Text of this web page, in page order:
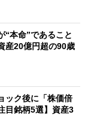
“本命”であること
産20億円超の90歳
ック後に「株価倍
目銘柄5選】資産3